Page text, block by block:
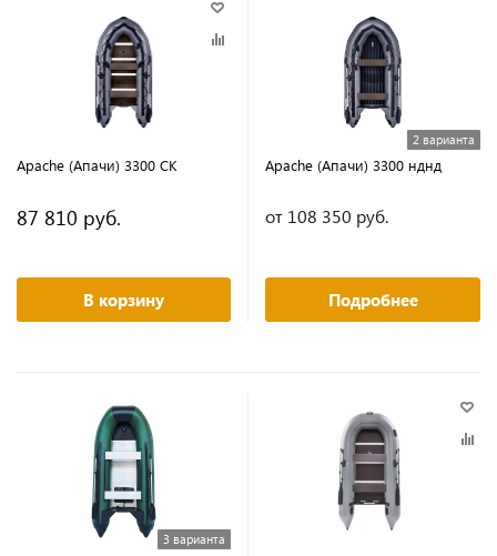
Apache (Апачи) 3300 СК
87 810 руб.
В корзину
2 варианта
Apache (Апачи) 3300 нднд
от 108 350 руб.
Подробнее
3 варианта